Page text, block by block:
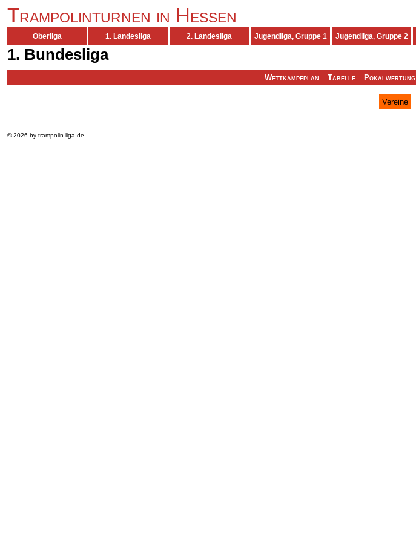
Trampolinturnen in Hessen
Oberliga 1. Landesliga 2. Landesliga Jugendliga, Gruppe 1 Jugendliga, Gruppe 2
1. Bundesliga
Wettkampfplan Tabelle Pokalwertung
Vereine
© 2026 by trampolin-liga.de